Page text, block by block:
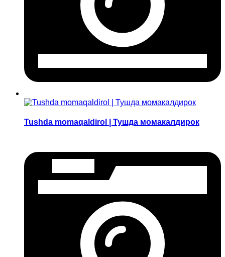
Tushda momaqaldirol | Тушда момакалдирок